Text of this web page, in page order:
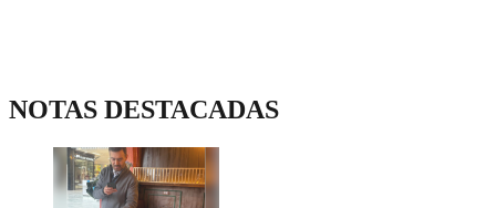
NOTAS DESTACADAS